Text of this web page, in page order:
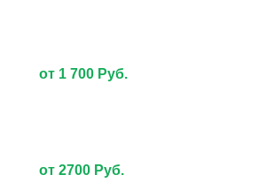
от 1 700 Руб.
от 2700 Руб.